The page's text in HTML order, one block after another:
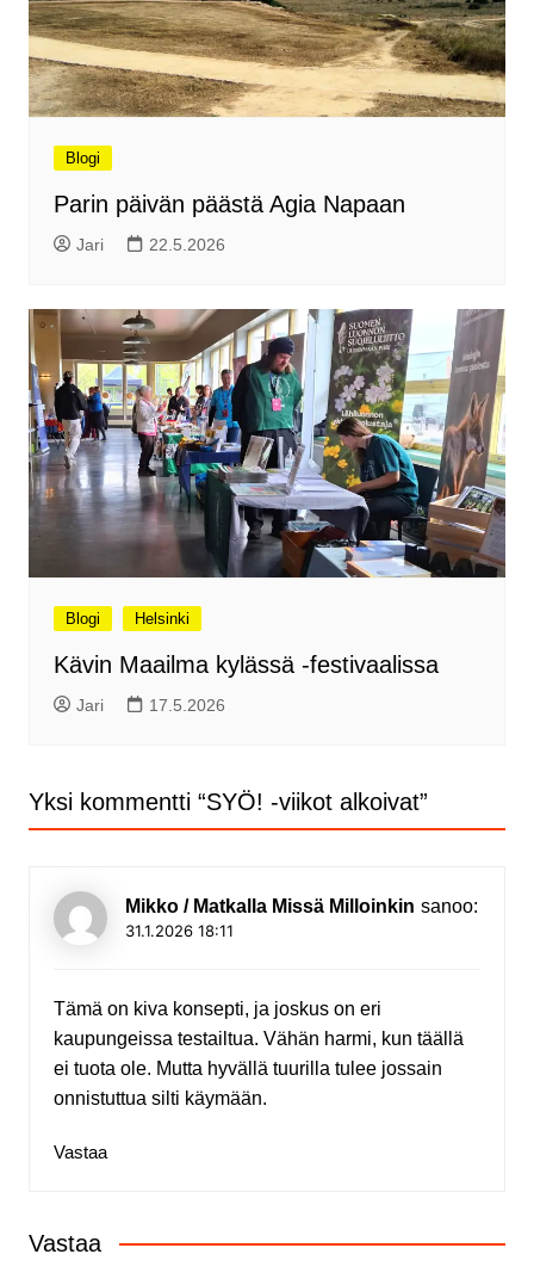
Blogi
Parin päivän päästä Agia Napaan
Jari 22.5.2026
Blogi Helsinki
Kävin Maailma kylässä -festivaalissa
Jari 17.5.2026
Yksi kommentti “SYÖ! -viikot alkoivat”
Mikko / Matkalla Missä Milloinkin sanoo:
31.1.2026 18:11
Tämä on kiva konsepti, ja joskus on eri
kaupungeissa testailtua. Vähän harmi, kun täällä
ei tuota ole. Mutta hyvällä tuurilla tulee jossain
onnistuttua silti käymään.
Vastaa
Vastaa